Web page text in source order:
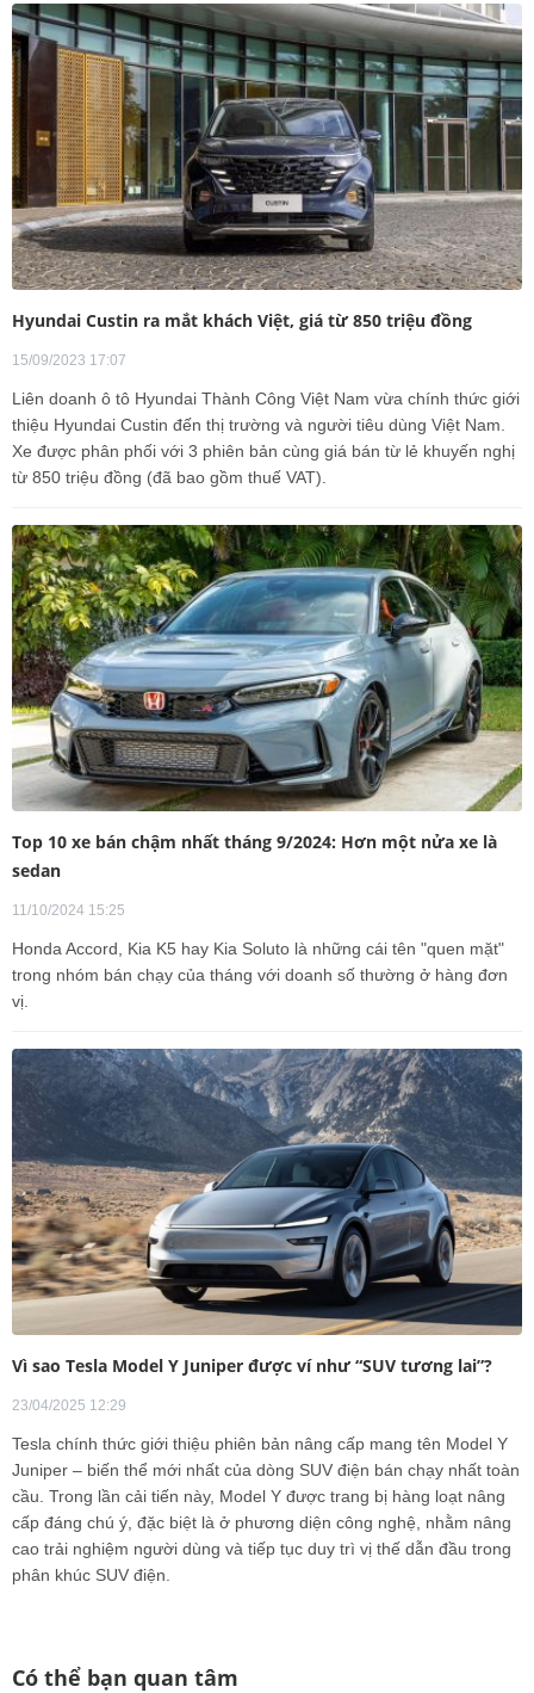
Hyundai Custin ra mắt khách Việt, giá từ 850 triệu đồng
15/09/2023 17:07
Liên doanh ô tô Hyundai Thành Công Việt Nam vừa chính thức giới
thiệu Hyundai Custin đến thị trường và người tiêu dùng Việt Nam.
Xe được phân phối với 3 phiên bản cùng giá bán từ lẻ khuyến nghị
từ 850 triệu đồng (đã bao gồm thuế VAT).
Top 10 xe bán chậm nhất tháng 9/2024: Hơn một nửa xe là
sedan
11/10/2024 15:25
Honda Accord, Kia K5 hay Kia Soluto là những cái tên "quen mặt"
trong nhóm bán chạy của tháng với doanh số thường ở hàng đơn
vị.
Vì sao Tesla Model Y Juniper được ví như “SUV tương lai”?
23/04/2025 12:29
Tesla chính thức giới thiệu phiên bản nâng cấp mang tên Model Y
Juniper – biến thể mới nhất của dòng SUV điện bán chạy nhất toàn
cầu. Trong lần cải tiến này, Model Y được trang bị hàng loạt nâng
cấp đáng chú ý, đặc biệt là ở phương diện công nghệ, nhằm nâng
cao trải nghiệm người dùng và tiếp tục duy trì vị thế dẫn đầu trong
phân khúc SUV điện.
Có thể bạn quan tâm